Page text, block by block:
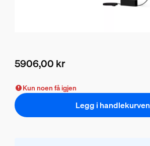
5906,00 kr
Kun noen få igjen
Legg i handlekurven